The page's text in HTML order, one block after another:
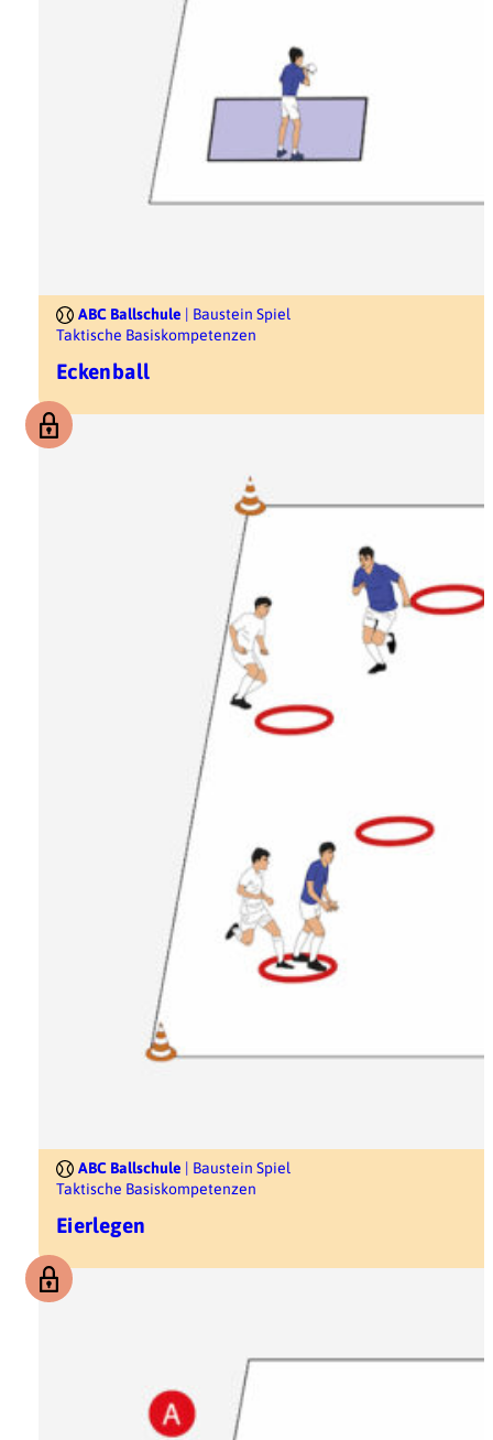
ABC Ballschule | Baustein Spiel
Taktische Basiskompetenzen
Eckenball
ABC Ballschule | Baustein Spiel
Taktische Basiskompetenzen
Eierlegen